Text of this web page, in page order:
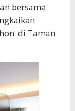
bersama
di Taman